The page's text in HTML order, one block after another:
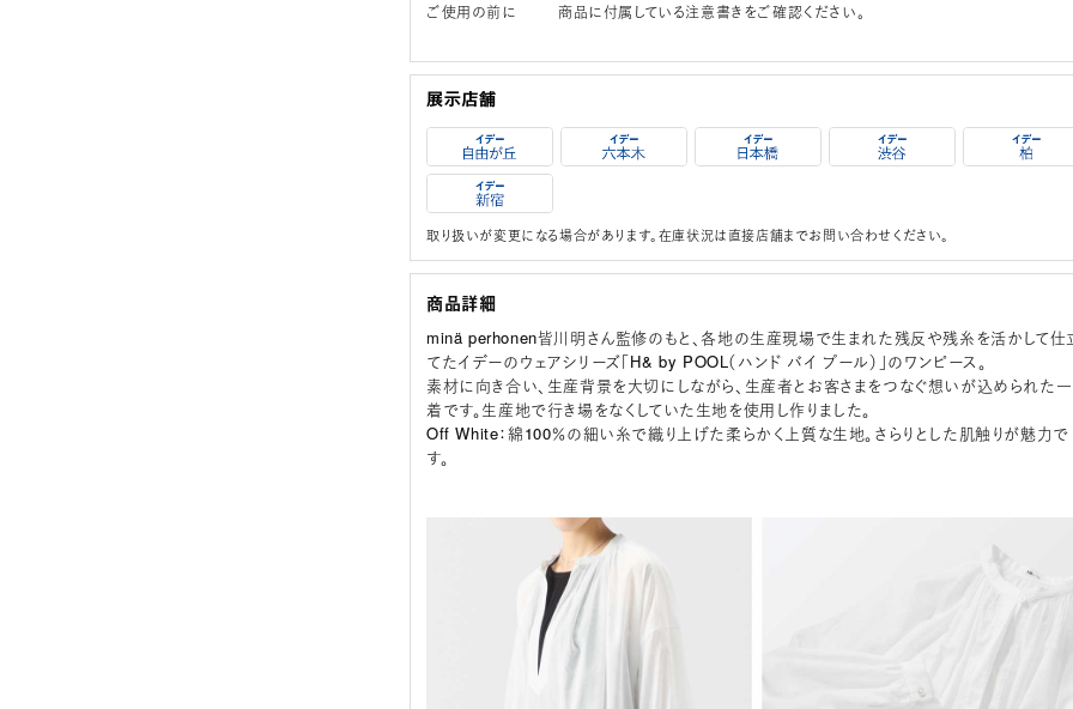
ご使用の前に
商品に付属している注意書きをご確認ください。
取り扱いが変更になる場合があります。在庫状況は直接店舗までお問い合わせください。
商品詳細
minä perhonen皆川明さん監修のもと、各地の生産現場で生まれた残反や残糸を活かして仕
てたイデーのウェアシリーズ「H& by POOL（ハンド バイ プール）」のワンピース。
素材に向き合い、生産背景を大切にしながら、生産者とお客さまをつなぐ想いが込められた一
着です。生産地で行き場をなくしていた生地を使用し作りました。
Off White：綿100％の細い糸で織り上げた柔らかく上質な生地。さらりとした肌触りが魅力で
す。